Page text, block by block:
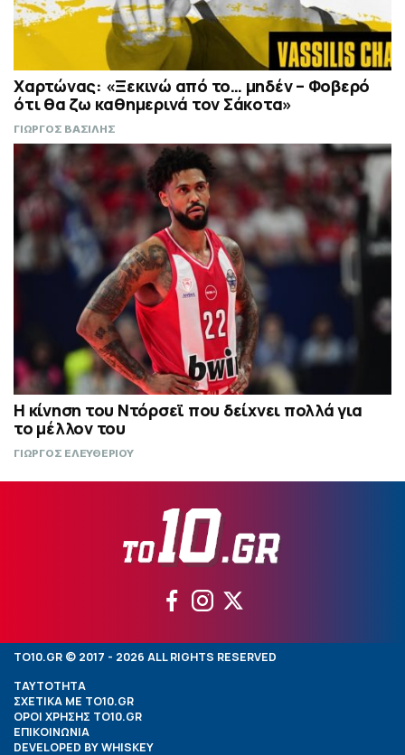
Χαρτώνας: «Ξεκινώ από το… μηδέν – Φοβερό
ότι θα ζω καθημερινά τον Σάκοτα»
ΓΙΩΡΓΟΣ ΒΑΣΙΛΗΣ
Η κίνηση του Ντόρσεϊ που δείχνει πολλά για
το μέλλον του
ΓΙΩΡΓΟΣ ΕΛΕΥΘΕΡΙΟΥ
TO10.GR © 2017 - 2026 ALL RIGHTS RESERVED
ΤΑΥΤΟΤΗΤΑ
ΣΧΕΤΙΚΑ ΜΕ TO10.GR
ΟΡΟΙ ΧΡΗΣΗΣ TO10.GR
ΕΠΙΚΟΙΝΩΝΙΑ
DEVELOPED BYWHISKEY